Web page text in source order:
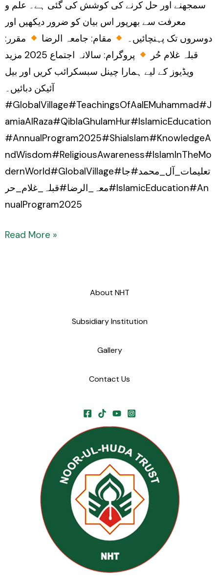
سمجھنے اور حل کرنے کی کوشش کی گئی ہے۔ علم و
معرفت سے بھرپور اس بیان کو ضرور دیکھیں اور
دوسروں تک پہنچائیں۔
مقام: جامعہ الرضا
مقرر:
قبلہ غلام حُر
پروگرام: سالانہ اجتماع 2025 مزید
ویڈیوز کے لیے ہمارا چینل سبسکرائب کریں اور بیل
آئیکن دبائیں۔
#GlobalVillage#TeachingsOfAalEMuhammad#J
amiaAlRaza#QiblaGhulamHur#IslamicEducation
#AnnualProgram2025#ShiaIslam#KnowledgeA
ndWisdom#ReligiousAwareness#IslamInTheMo
dernWorld#GlobalVillage#تعلیمات_آل_محمد#جا
معہ_الرضا#قبلہ_غلام_حر#IslamicEducation#An
nualProgram2025
Read More »
About NHT
Subsidiary Institution
Gallery
Contact Us